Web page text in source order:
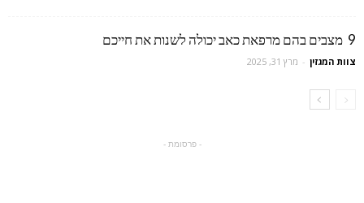
9 מצבים בהם מרפאת כאב יכולה לשנות את חייכם
צוות המגזין - מרץ 31, 2025
- פרסומת -